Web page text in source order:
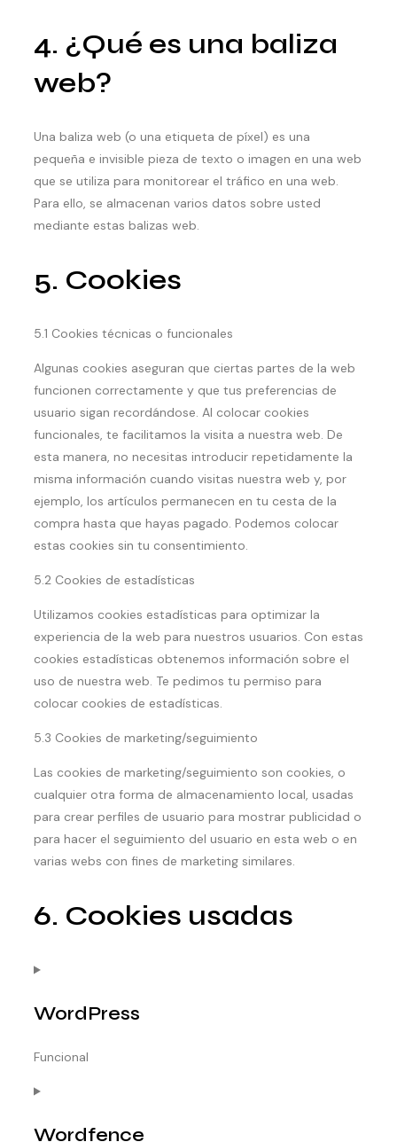
4. ¿Qué es una baliza
web?
Una baliza web (o una etiqueta de píxel) es una
pequeña e invisible pieza de texto o imagen en una web
que se utiliza para monitorear el tráfico en una web.
Para ello, se almacenan varios datos sobre usted
mediante estas balizas web.
5. Cookies
5.1 Cookies técnicas o funcionales
Algunas cookies aseguran que ciertas partes de la web
funcionen correctamente y que tus preferencias de
usuario sigan recordándose. Al colocar cookies
funcionales, te facilitamos la visita a nuestra web. De
esta manera, no necesitas introducir repetidamente la
misma información cuando visitas nuestra web y, por
ejemplo, los artículos permanecen en tu cesta de la
compra hasta que hayas pagado. Podemos colocar
estas cookies sin tu consentimiento.
5.2 Cookies de estadísticas
Utilizamos cookies estadísticas para optimizar la
experiencia de la web para nuestros usuarios. Con estas
cookies estadísticas obtenemos información sobre el
uso de nuestra web. Te pedimos tu permiso para
colocar cookies de estadísticas.
5.3 Cookies de marketing/seguimiento
Las cookies de marketing/seguimiento son cookies, o
cualquier otra forma de almacenamiento local, usadas
para crear perfiles de usuario para mostrar publicidad o
para hacer el seguimiento del usuario en esta web o en
varias webs con fines de marketing similares.
6. Cookies usadas
WordPress
Funcional
CONSENT
SERVICE
Wordfence